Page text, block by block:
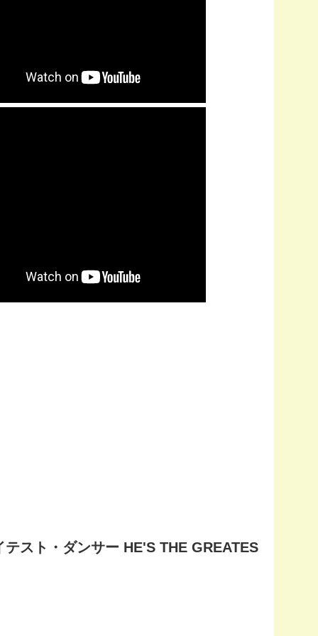
スト・ダンサー HE'S THE GREATES